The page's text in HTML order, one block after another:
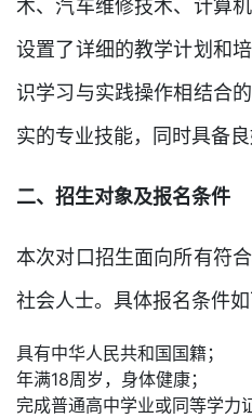
术、汽车维修技术、计算
设置了详细的教学计划和
识学习与实践操作相结合
实的专业技能，同时具备良
二、招生对象及报名条件
本次对口招生面向所有符
社会人士。具体报名条件如
具有中华人民共和国国籍；
年满18周岁，身体健康；
完成普通高中学业或同等学力